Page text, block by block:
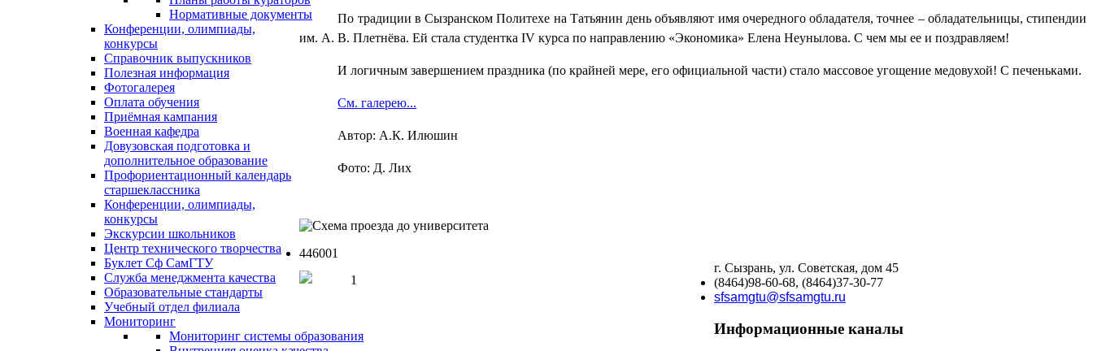
Нормативные документы
Конференции, олимпиады,
конкурсы
Справочник выпускников
Полезная информация
Фотогалерея
Оплата обучения
Приёмная кампания
Военная кафедра
Довузовская подготовка и
дополнительное образование
Профориентационный календарь
старшеклассника
Конференции, олимпиады,
конкурсы
Экскурсии школьников
Центр технического творчества
Буклет Сф СамГТУ
Служба менеджмента качества
Образовательные стандарты
Учебный отдел филиала
Мониторинг
Мониторинг системы образования
По традиции в Сызранском Политехе на Татьянин день объявляют имя очередного обладателя, точнее – обладательницы, стипендии
им. А. В. Плетнёва. Ей стала студентка IV курса по направлению «Экономика» Елена Неунылова. С чем мы ее и поздравляем!
И логичным завершением праздника (по крайней мере, его официальной части) стало массовое угощение медовухой! С печеньками.
См. галерею...
Автор: А.К. Илюшин
Фото: Д. Лих
446001
г. Сызрань, ул. Советская, дом 45
(8464)98-60-68, (8464)37-30-77
sfsamgtu@sfsamgtu.ru
Информационные каналы